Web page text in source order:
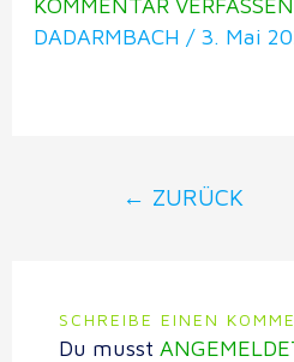
DADARMBACH / 3. Mai
← ZURÜCK
SCHREIBE EINEN
Du musst